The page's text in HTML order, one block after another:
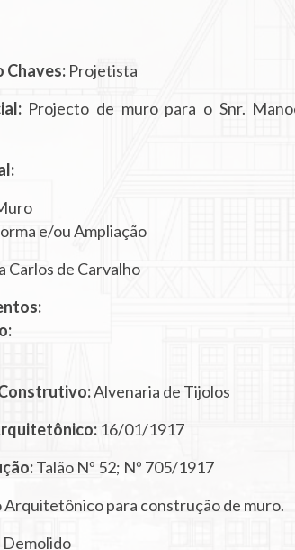
Chaves: Projetista
Projecto de muro para o Snr.
e/ou Ampliação
Carlos de Carvalho
Alvenaria de Tijolos
16/01/1917
Talão Nº 52; Nº 705/1917
Arquitetônico para construção de muro.
Demolido